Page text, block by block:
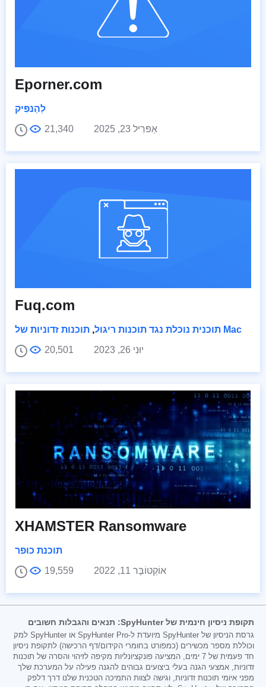
Eporner.com
לְהַנפִּיק
אַפּרִיל 23, 2025
21,340
Fuq.com
תוכנית נוכלת נגד תוכנות ריגול,
תוכנות זדוניות של Mac
יוּנִי 26, 2023
20,501
XHAMSTER Ransomware
תוכנת כופר
אוֹקְטוֹבֶּר 11, 2022
19,559
תקופת ניסיון חינמית של SpyHunter: תנאים והגבלות חשובים
גרסת הניסיון של SpyHunter מיועדת ל-SpyHunter Pro או SpyHunter למק
וכוללת מספר מכשירים (כמפורט בחומרי הקידום/דף הרכישה) לתקופת ניסיון
חד פעמית של 7 ימים, המציעה פונקציונליות מקיפה לזיהוי והסרה של תוכנות
זדוניות, אמצעי הגנה בעלי ביצועים גבוהים להגנה פעילה על המערכת שלך
מפני איומי תוכנות זדוניות, וגישה לצוות התמיכה הטכנית שלנו דרך דלפק